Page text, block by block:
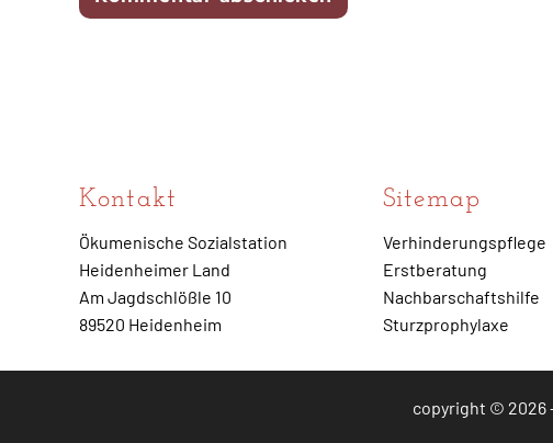
Kontakt
Ökumenische Sozialstation
Heidenheimer Land
Am Jagdschlößle 10
89520 Heidenheim
Sitemap
Verhinderungspflege
Erstberatung
Nachbarschaftshilfe
Sturzprophylaxe
copyright © 2026